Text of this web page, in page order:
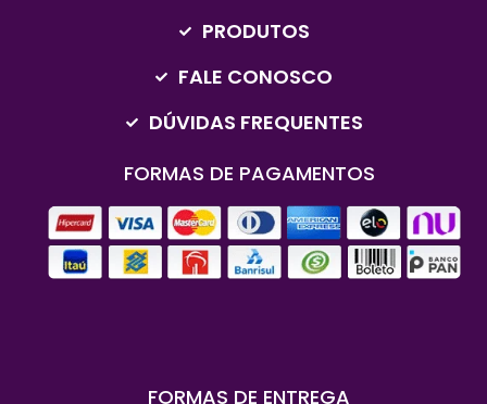
PRODUTOS
FALE CONOSCO
DÚVIDAS FREQUENTES
FORMAS DE PAGAMENTOS
FORMAS DE ENTREGA